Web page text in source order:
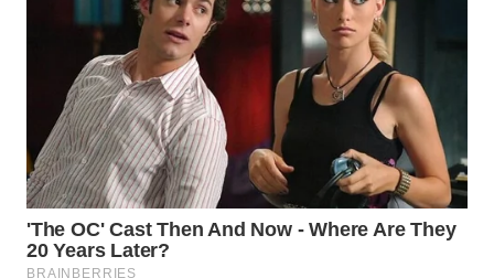
BEKASI
WN
BOGOR
WN
DEPOK